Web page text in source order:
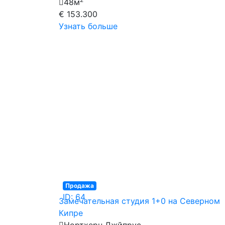
48м
€ 153.300
Узнать больше
Продажа
ID: 64
Замечательная студия 1+0 на Северном
Кипре